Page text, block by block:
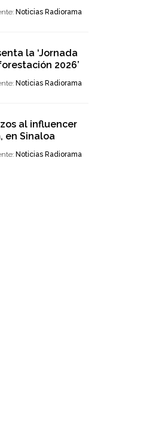
Noticias Radiorama
la ‘Jornada
2026’
Noticias Radiorama
al influencer
en Sinaloa
Noticias Radiorama